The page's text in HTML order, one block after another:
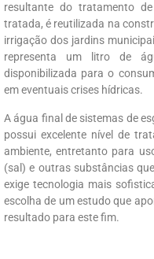
resultante do tratamento
tratada, é reutilizada na
irrigação dos jardins
representa um litro de
disponibilizada para o
em eventuais crises hídricas.
A água final de sistemas de
possui excelente nível de
ambiente, entretanto para
(sal) e outras substâncias
exige tecnologia mais
escolha de um estudo que
resultado para este fim.